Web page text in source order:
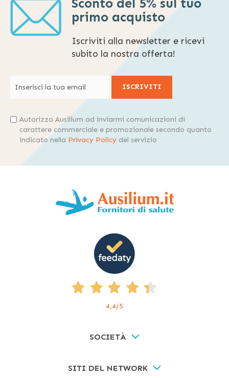
Sconto del 5% sul tuo
primo acquisto
Iscriviti alla newsletter e ricevi
subito la nostra offerta!
ISCRIVITI
Autorizzo Ausilium ad inviarmi comunicazioni di
carattere commerciale e promozionale secondo quanto
indicato nella Privacy Policy del servizio
4,4/5
SOCIETÀ
SITI DEL NETWORK